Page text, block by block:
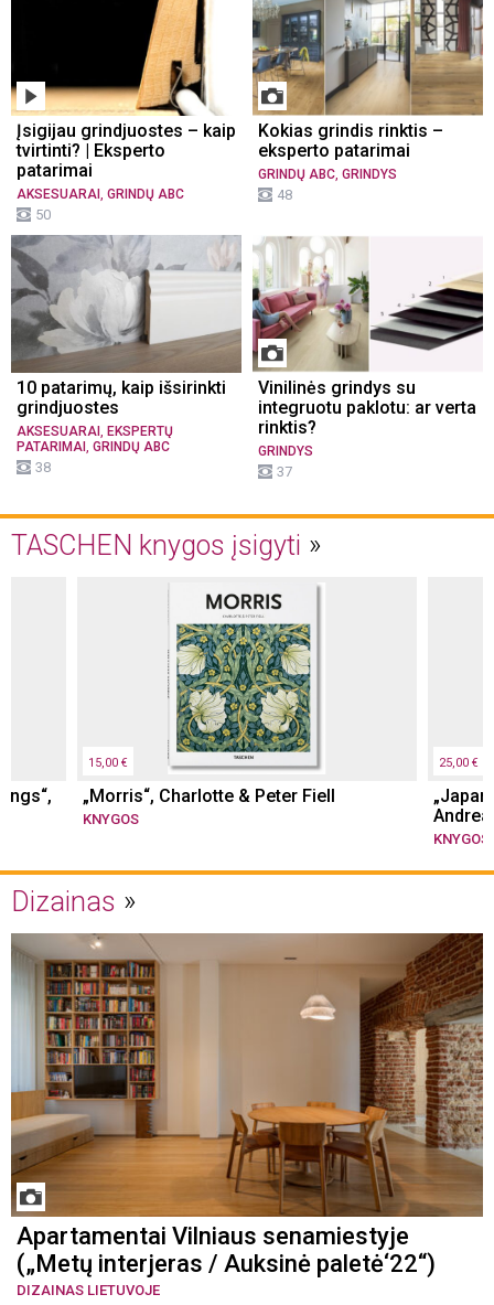
Įsigijau grindjuostes – kaip
tvirtinti? | Eksperto
patarimai
AKSESUARAI , GRINDŲ ABC
50
Kokias grindis rinktis –
eksperto patarimai
GRINDŲ ABC, GRINDYS
48
10 patarimų, kaip išsirinkti
grindjuostes
AKSESUARAI , EKSPERTŲ
PATARIMAI , GRINDŲ ABC
38
Vinilinės grindys su
integruotu paklotu: ar verta
rinktis?
GRINDYS
37
TASCHEN knygos įsigyti
15,00 €
„Morris“, Charlotte & Peter Fiell
KNYGOS
25,00 €
KNYGOS
Dizainas
Apartamentai Vilniaus senamiestyje
(„Metų interjeras / Auksinė paletė‘22“)
DIZAINAS LIETUVOJE